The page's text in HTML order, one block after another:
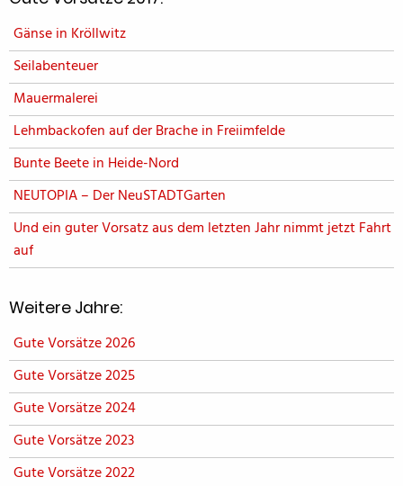
Gänse in Kröllwitz
Seilabenteuer
Mauermalerei
Lehmbackofen auf der Brache in Freiimfelde
Bunte Beete in Heide-Nord
NEUTOPIA – Der NeuSTADTGarten
Und ein guter Vorsatz aus dem letzten Jahr nimmt jetzt Fahrt
auf
Weitere Jahre:
Gute Vorsätze 2026
Gute Vorsätze 2025
Gute Vorsätze 2024
Gute Vorsätze 2023
Gute Vorsätze 2022